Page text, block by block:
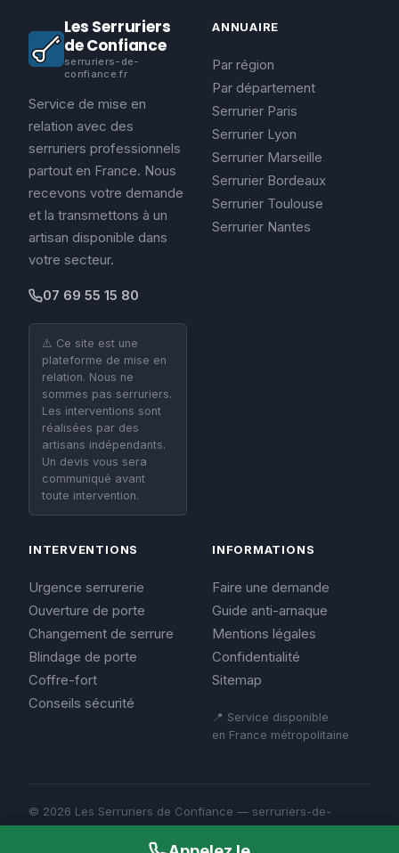
Les Serruriers
de Confiance
serruriers-de-
confiance.fr
Service de mise en
relation avec des
serruriers professionnels
partout en France. Nous
recevons votre demande
et la transmettons à un
artisan disponible dans
votre secteur.
07 69 55 15 80
⚠️ Ce site est une
plateforme de mise en
relation. Nous ne
sommes pas serruriers.
Les interventions sont
réalisées par des
artisans indépendants.
Un devis vous sera
communiqué avant
toute intervention.
ANNUAIRE
Par région
Par département
Serrurier Paris
Serrurier Lyon
Serrurier Marseille
Serrurier Bordeaux
Serrurier Toulouse
Serrurier Nantes
INTERVENTIONS
Urgence serrurerie
Ouverture de porte
Changement de serrure
Blindage de porte
Coffre-fort
Conseils sécurité
INFORMATIONS
Faire une demande
Guide anti-arnaque
Mentions légales
Confidentialité
Sitemap
📍 Service disponible
en France métropolitaine
© 2026 Les Serruriers de Confiance — serruriers-de-
confiance.fr
ConfidentialitéSitemap